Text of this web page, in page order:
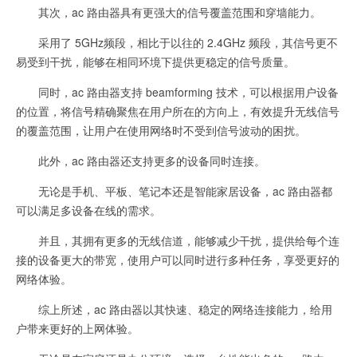
其次，ac 路由器具有更强大的信号覆盖范围和穿墙能力。
采用了 5GHz频段，相比于以往的 2.4GHz 频段，其信号更不
易受到干扰，能够在相同环境下提供更稳定的信号质量。
同时，ac 路由器支持 beamforming 技术，可以根据用户设备
的位置，将信号精确聚焦在用户所在的方向上，有效提升无线信号
的覆盖范围，让用户在使用网络时不受到信号波动的困扰。
此外，ac 路由器还支持更多的设备同时连接。
无论是手机、平板、笔记本还是智能家居设备，ac 路由器都
可以满足多设备在线的需求。
并且，其拥有更多的无线信道，能够减少干扰，提供给每个连
接的设备更大的带宽，使用户可以同时进行多种任务，享受更好的
网络体验。
综上所述，ac 路由器以其快速、稳定的网络连接能力，给用
户带来更好的上网体验。